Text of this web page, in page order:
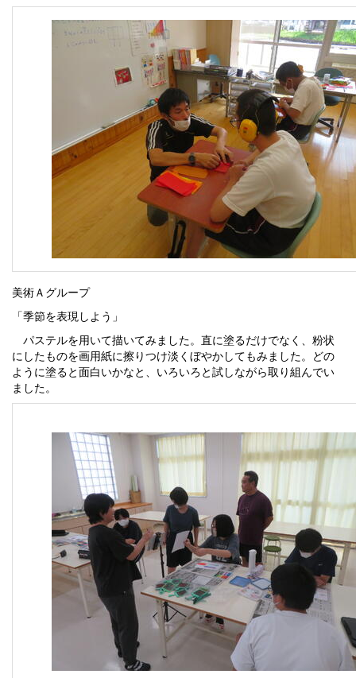
美術Ａグループ
「季節を表現しよう」
パステルを用いて描いてみました。直に塗るだけでなく、粉状
にしたものを画用紙に擦りつけ淡くぼやかしてもみました。どの
ように塗ると面白いかなと、いろいろと試しながら取り組んでい
ました。